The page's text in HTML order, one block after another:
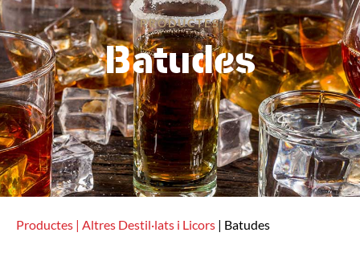
PRODUCTES
Batudes
Productes | Altres Destil·lats i Licors | Batudes